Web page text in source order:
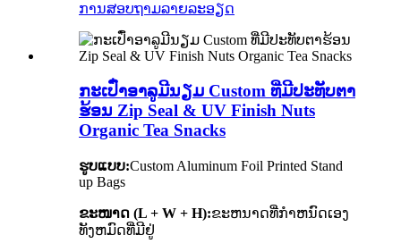
ການສອບຖາມລາຍລະອຽດ
ກະເປົ໋າອາລູມີນຽມ Custom ທີ່ມີປະທັບຕາ
ຮ້ອນ Zip Seal & UV Finish Nuts
Organic Tea Snacks
ຮູບແບບ:Custom Aluminum Foil Printed Stand
up Bags
ຂະໜາດ (L + W + H):ຂະຫນາດທີ່ກໍາຫນົດເອງ
ທັງຫມົດທີ່ມີຢູ່